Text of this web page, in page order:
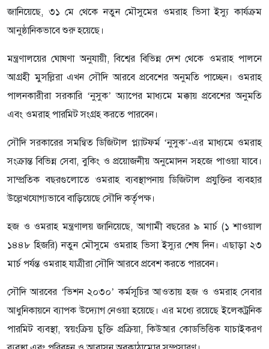
জানিয়েছে, ৩১ মে থেকে নতুন মৌসুমের ওমরাহ ভিসা ইস্যু কার্যক্রম
আনুষ্ঠানিকভাবে শুরু হয়েছে।
মন্ত্রণালয়ের ঘোষণা অনুযায়ী, বিশ্বের বিভিন্ন দেশ থেকে ওমরাহ পালনে
আগ্রহী মুসল্লিরা এখন সৌদি আরবে প্রবেশের অনুমতি পাচ্ছেন। ওমরাহ
পালনকারীরা সরকারি ‘নুসুক’ অ্যাপের মাধ্যমে মক্কায় প্রবেশের অনুমতি
এবং ওমরাহ পারমিট সংগ্রহ করতে পারবেন।
সৌদি সরকারের সমন্বিত ডিজিটাল প্ল্যাটফর্ম ‘নুসুক’-এর মাধ্যমে ওমরাহ
সংক্রান্ত বিভিন্ন সেবা, বুকিং ও প্রয়োজনীয় অনুমোদন সহজে পাওয়া যাবে।
সাম্প্রতিক বছরগুলোতে ওমরাহ ব্যবস্থাপনায় ডিজিটাল প্রযুক্তির ব্যবহার
উল্লেখযোগ্যভাবে বাড়িয়েছে সৌদি কর্তৃপক্ষ।
হজ ও ওমরাহ মন্ত্রণালয় জানিয়েছে, আগামী বছরের ৯ মার্চ (১ শাওয়াল
১৪৪৮ হিজরি) নতুন মৌসুমে ওমরাহ ভিসা ইস্যুর শেষ দিন। এছাড়া ২৩
মার্চ পর্যন্ত ওমরাহ যাত্রীরা সৌদি আরবে প্রবেশ করতে পারবেন।
সৌদি আরবের ‘ভিশন ২০৩০’ কর্মসূচির আওতায় হজ ও ওমরাহ সেবার
আধুনিকায়নে ব্যাপক উদ্যোগ নেওয়া হয়েছে। এর মধ্যে রয়েছে ইলেকট্রনিক
পারমিট ব্যবস্থা, স্বয়ংক্রিয় চুক্তি প্রক্রিয়া, কিউআর কোডভিত্তিক যাচাইকরণ